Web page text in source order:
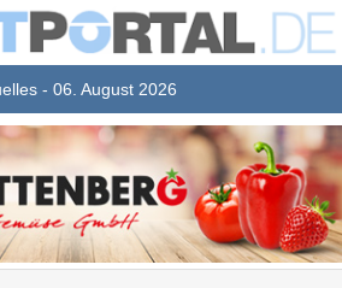
- 06. August 2026